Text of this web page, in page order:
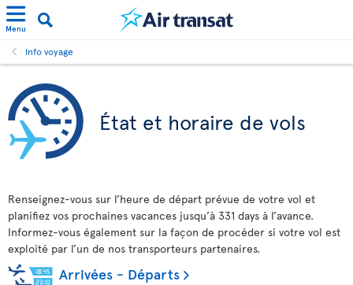
Menu
Info voyage
État et horaire de vols
Renseignez-vous sur l’heure de départ prévue de votre vol et
planifiez vos prochaines vacances jusqu’à 331 days à l’avance.
Informez-vous également sur la façon de procéder si votre vol est
exploité par l’un de nos transporteurs partenaires.
Arrivées - Départs